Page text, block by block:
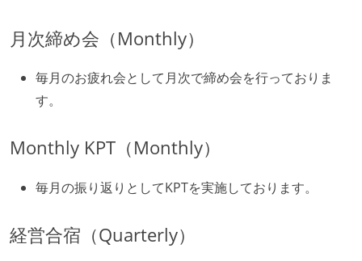
月次締め会（Monthly）
毎月のお疲れ会として月次で締め会を行っておりま
す。
Monthly KPT（Monthly）
毎月の振り返りとしてKPTを実施しております。
経営合宿（Quarterly）